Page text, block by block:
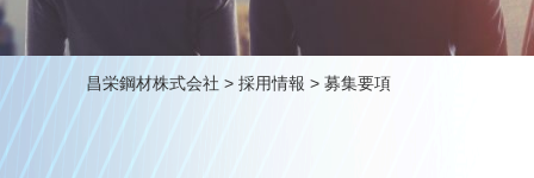
昌栄鋼材株式会社 > 採用情報 > 募集要項